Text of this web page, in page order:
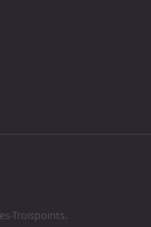
Troispoints.